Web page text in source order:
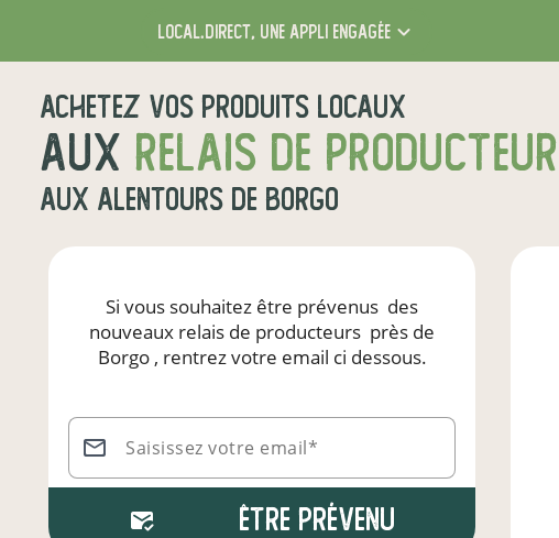
local.direct, une appli engagée
Achetez vos produits locaux
aux relais de
aux alentours de Borgo
Si vous souhaitez être prévenus des
nouveaux relais de producteurs près de
Borgo, rentrez votre email ci dessous.
Saisissez votre email*
Être prévenu